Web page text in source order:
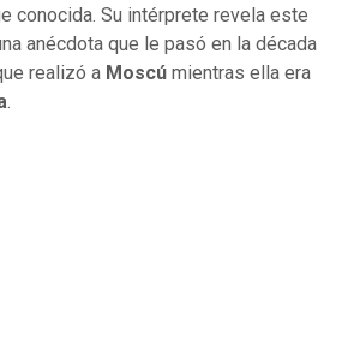
conocida. Su intérprete revela este
anécdota que le pasó en la década
realizó a Moscú mientras ella era
.